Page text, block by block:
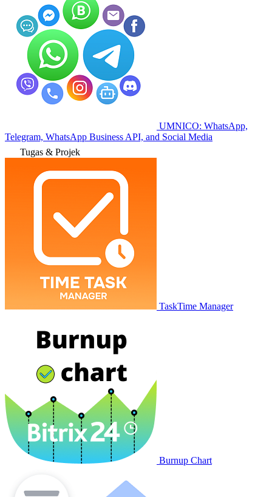
UMNICO: WhatsApp,
Telegram, WhatsApp Business API, and Social Media
Tugas & Projek
TaskTime Manager
Burnup Chart